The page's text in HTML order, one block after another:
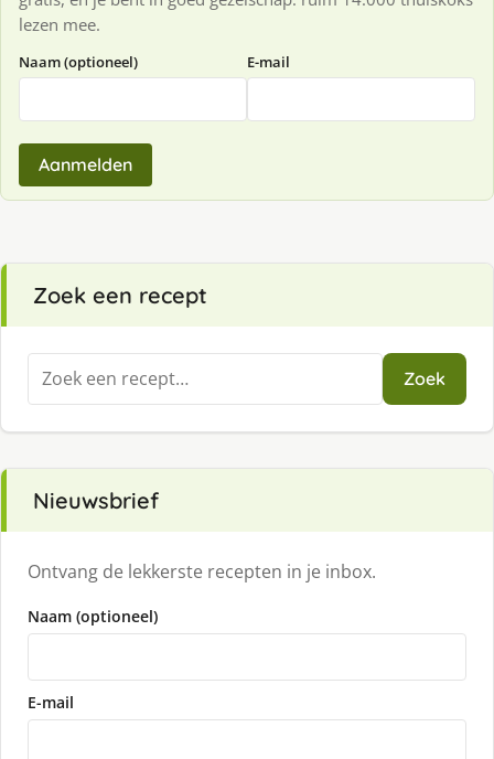
lezen mee.
Naam (optioneel) E-mail
Aanmelden
Zoek een recept
Zoeken
naar:
Zoek
Nieuwsbrief
Ontvang de lekkerste recepten in je inbox.
Naam (optioneel)
E-mail